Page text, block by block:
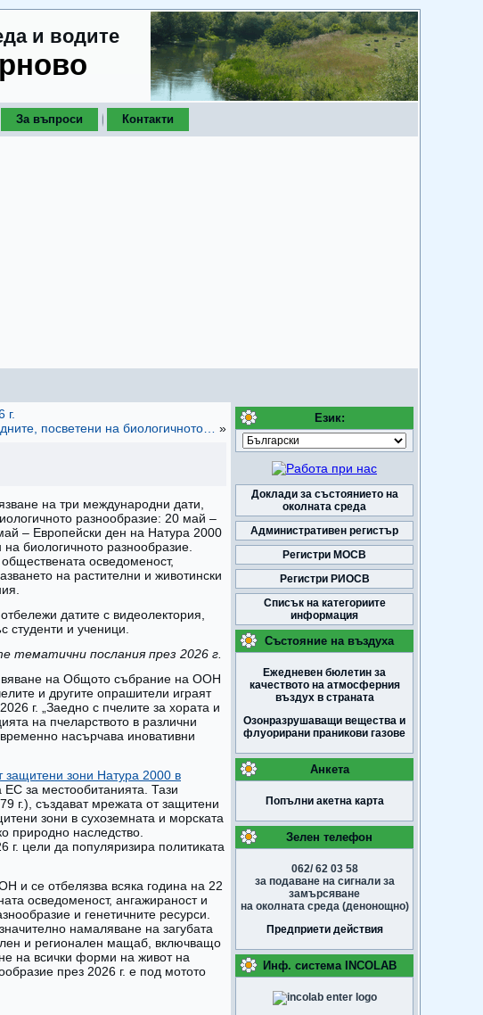
и водите
За въпроси Контакти
г.
посветени на биологичното…
»
на три международни дати,
разнообразие: 20 май –
– Европейски ден на Натура 2000
биологичното разнообразие.
осведоменост,
на растителни и животински
датите с видеолектория,
студенти и ученици.
тематични послания през 2026 г.
на Общото събрание на ООН
и другите опрашители играят
г. „Заедно с пчелите за хората и
на пчеларството в различни
насърчава иновативни
защитени зони Натура 2000 в
за местообитанията. Тази
г.), създават мрежата от защитени
зони в сухоземната и морската
природно наследство.
г. цели да популяризира политиката
и се отбелязва всяка година на 22
осведоменост, ангажираност и
и генетичните ресурси.
намаляване на загубата
и регионален мащаб, включващо
на всички форми на живот на
през 2026 г. е под мотото
Език:
Доклади за състоянието на
околната среда
Административен регистър
Регистри МОСВ
Регистри РИОСВ
Списък на категориите
информация
Състояние на въздуха
Ежедневен бюлетин за
качеството на атмосферния
въздух в страната
Озонразрушаващи вещества и
флуорирани праникови газове
Анкета
Попълни акетна карта
Зелен телефон
062/ 62 03 58
за подаване на сигнали за
замърсяване
на околната среда (денонощно)
Предприети действия
Инф. система INCOLAB